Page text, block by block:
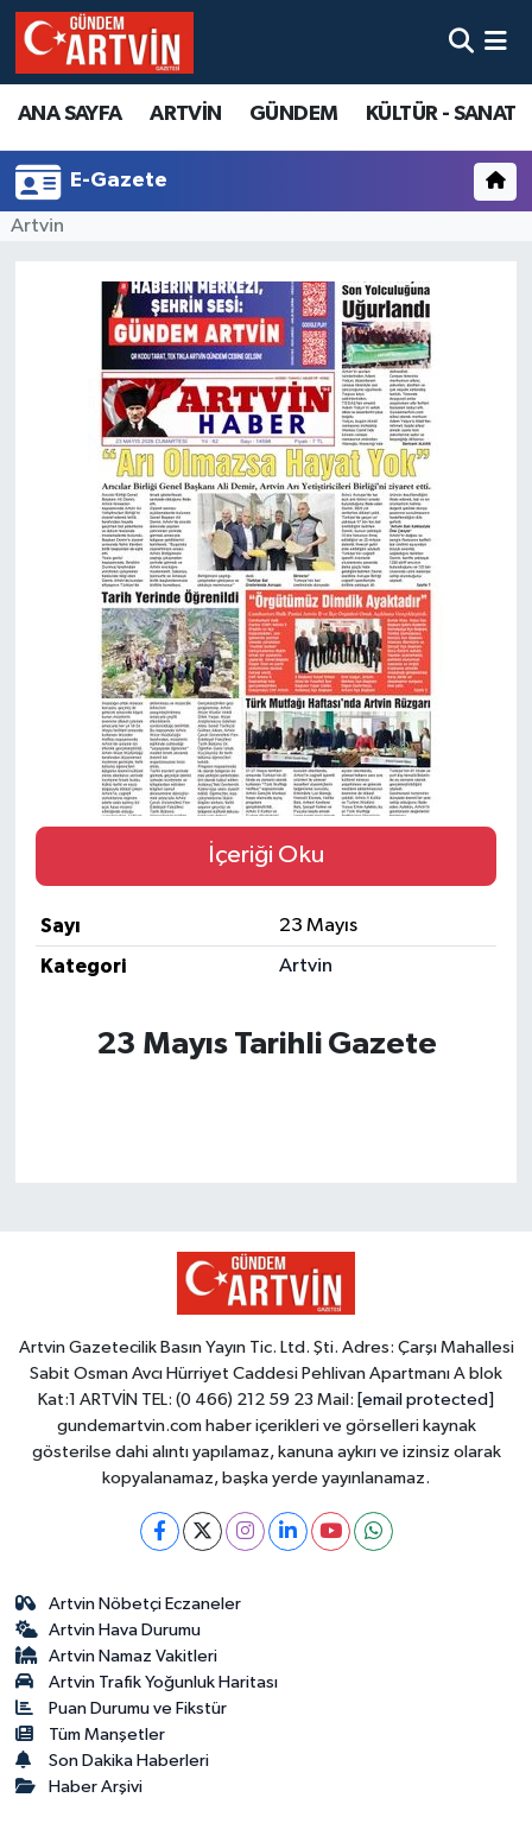
ANA SAYFA ARTVİN GÜNDEM KÜLTÜR - SANAT
E-Gazete
Artvin
İçeriği Oku
Sayı
23 Mayıs
Kategori
Artvin
23 Mayıs Tarihli Gazete
Artvin Gazetecilik Basın Yayın Tic. Ltd. Şti. Adres: Çarşı Mahallesi
Sabit Osman Avcı Hürriyet Caddesi Pehlivan Apartmanı A blok
Kat:1 ARTVİN TEL: (0 466) 212 59 23 Mail: [email protected]
gundemartvin.com haber içerikleri ve görselleri kaynak
gösterilse dahi alıntı yapılamaz, kanuna aykırı ve izinsiz olarak
kopyalanamaz, başka yerde yayınlanamaz.
Artvin Nöbetçi Eczaneler
Artvin Hava Durumu
Artvin Namaz Vakitleri
Artvin Trafik Yoğunluk Haritası
Puan Durumu ve Fikstür
Tüm Manşetler
Son Dakika Haberleri
Haber Arşivi